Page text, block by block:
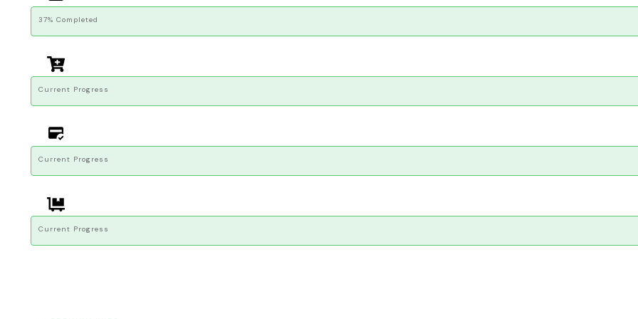
37% Completed
Current Progress
Current Progress
Current Progress